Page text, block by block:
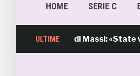
HOME SERIE C
ULTIME
l’intervento di Massi: «State vicini